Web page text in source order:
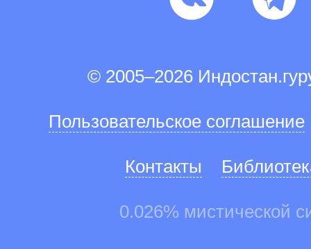
© 2005–2026
Пользовательское соглашение
Контакты
0.026% мистической